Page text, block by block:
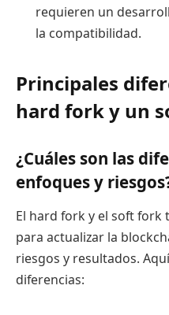
requieren un
la compatibilidad.
Principales
hard fork y un
¿Cuáles son las
enfoques y
El hard fork y el soft fork
para actualizar la
riesgos y resultados.
diferencias: